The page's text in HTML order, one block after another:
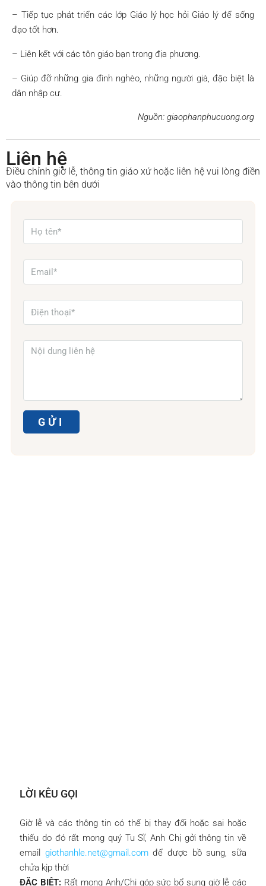
– Tiếp tục phát triển các lớp Giáo lý học hỏi Giáo lý để sống
đạo tốt hơn.
– Liên kết với các tôn giáo bạn trong địa phương.
– Giúp đỡ những gia đình nghèo, những người già, đặc biệt là
dân nhập cư.
Nguồn: giaophanphucuong.org
Liên hệ
Điều chỉnh giờ lễ, thông tin giáo xứ hoặc liên hệ vui lòng điền
vào thông tin bên dưới
LỜI KÊU GỌI
Giờ lễ và các thông tin có thể bị thay đổi hoặc sai hoặc
thiếu do đó rất mong quý Tu Sĩ, Anh Chị gởi thông tin về
email giothanhle.net@gmail.comđể được bồ sung, sữa
chửa kịp thời
ĐẶC BIỆT: Rất mong Anh/Chị góp sức bổ sung giờ lễ các